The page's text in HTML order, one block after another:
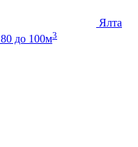
Ялта
до 100м3